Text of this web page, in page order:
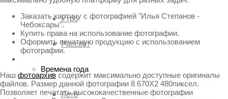
Утро
Рассвет
Времена года
Лето
Заказать картину с фотографией "Илья Степанов -
Чебоксары".
Купить права на использование фотографии.
Оформить печатную продукцию с использованием
фотографии.
Наш фотоархив содержит максимально доступные оригиналы
файлов. Размер данной фотографии 8 670X2 480пиксел.
Позволяет печатать высококачественные фотографии